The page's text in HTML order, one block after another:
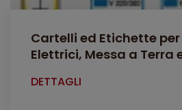
Cartelli ed Etichette
Elettrici, Messa a Terra
DETTAGLI